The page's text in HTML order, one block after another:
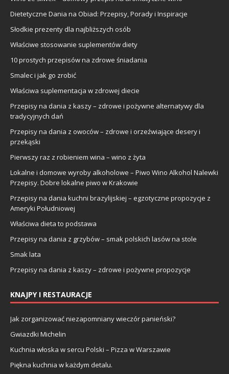
Dietetyczne Dania na Obiad: Przepisy, Porady i Inspiracje
Słodkie prezenty dla najbliższych osób
Właściwe stosowanie suplementów diety
10 prostych przepisów na zdrowe śniadania
Smalec i jak go zrobić
Właściwa suplementacja w zdrowej diecie
Przepisy na dania z kaszy – zdrowe i pożywne alternatywy dla
tradycyjnych dań
Przepisy na dania z owoców – zdrowe i orzeźwiające desery i
przekąski
Pierwszy raz z robieniem wina – wino z żyta
Lokalne i domowe wyroby alkoholowe – Piwo Wino Alkohol Nalewki
Przepisy. Dobre lokalne piwo w Krakowie
Przepisy na dania kuchni brazylijskiej – egzotyczne propozycje z
Ameryki Południowej
Właściwa dieta to podstawa
Przepisy na dania z grzybów – smak polskich lasów na stole
Smak lata
Przepisy na dania z kaszy – zdrowe i pożywne propozycje
KNAJPY I RESTAURACJE
Jak zorganizować niezapomniany wieczór panieński?
Gwiazdki Michelin
Kuchnia włoska w sercu Polski – Pizza w Warszawie
Piękna kuchnia w każdym detalu.